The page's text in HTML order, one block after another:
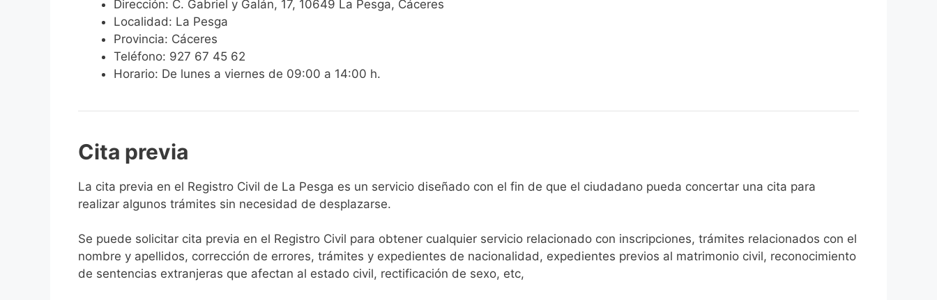
Dirección: C. Gabriel y Galán, 17, 10649 La Pesga, Cáceres
Localidad: La Pesga
Provincia: Cáceres
Teléfono: 927 67 45 62
Horario: De lunes a viernes de 09:00 a 14:00 h.
Cita previa
​​​​​​​​​​​​​​​​​​​​​​​​​​​​La cita previa en el Registro Civil de La Pesga es un servicio diseñado con el fin de que el ciudadano pueda concertar una cita para
realizar algunos trámites sin necesidad de desplazarse.​
Se puede solicitar cita previa en el Registro Civil para obtener cualquier servicio relacionado con inscripciones, trámites relacionados con el
nombre y apellidos, corrección de errores, trámites y expedientes de nacionalidad, expedientes previos al matrimonio civil, reconocimiento
de sentencias extranjeras que afectan al estado civil, rectificación de sexo, etc,